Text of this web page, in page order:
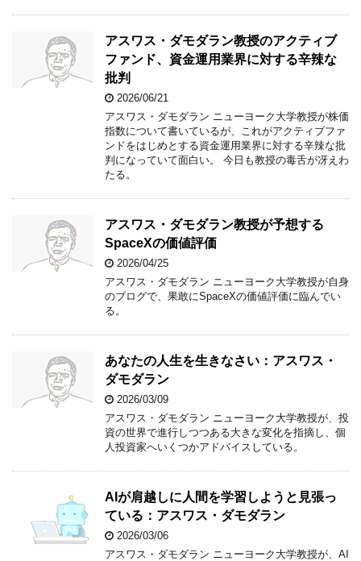
アスワス・ダモダラン教授のアクティブ
ファンド、資金運用業界に対する辛辣な
批判
2026/06/21
アスワス・ダモダラン ニューヨーク大学教授が株価
指数について書いているが、これがアクティブファ
ンドをはじめとする資金運用業界に対する辛辣な批
判になっていて面白い。 今日も教授の毒舌が冴えわ
たる。
アスワス・ダモダラン教授が予想する
SpaceXの価値評価
2026/04/25
アスワス・ダモダラン ニューヨーク大学教授が自身
のブログで、果敢にSpaceXの価値評価に臨んでい
る。
あなたの人生を生きなさい：アスワス・
ダモダラン
2026/03/09
アスワス・ダモダラン ニューヨーク大学教授が、投
資の世界で進行しつつある大きな変化を指摘し、個
人投資家へいくつかアドバイスしている。
AIが肩越しに人間を学習しようと見張っ
ている：アスワス・ダモダラン
2026/03/06
アスワス・ダモダラン ニューヨーク大学教授が、AI